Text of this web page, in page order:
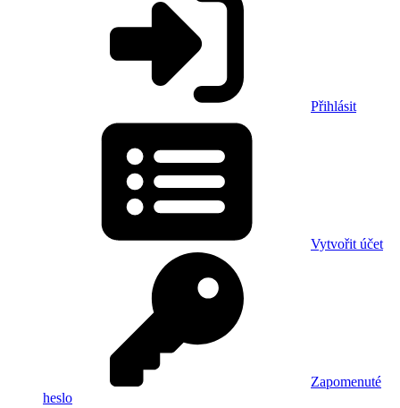
Přihlásit
Vytvořit účet
Zapomenuté
heslo